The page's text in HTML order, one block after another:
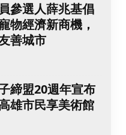
參選人薛兆基倡
物經濟新商機，
善城市
締盟20週年宣布
雄市民享美術館